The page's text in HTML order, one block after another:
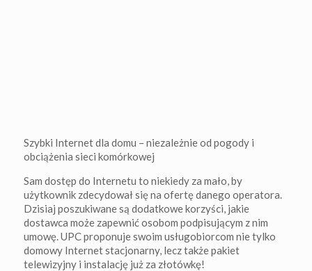
Szybki Internet dla domu – niezależnie od pogody i
obciążenia sieci komórkowej
Sam dostęp do Internetu to niekiedy za mało, by
użytkownik zdecydował się na ofertę danego operatora.
Dzisiaj poszukiwane są dodatkowe korzyści, jakie
dostawca może zapewnić osobom podpisującym z nim
umowę. UPC proponuje swoim usługobiorcom nie tylko
domowy Internet stacjonarny, lecz także pakiet
telewizyjny i instalację już za złotówkę!